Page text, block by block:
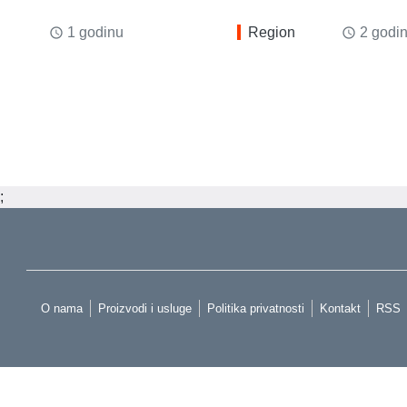
access_time 1 godinu Region access_time 2
;
O nama Proizvodi i usluge Politika privatnosti Kontakt RSS